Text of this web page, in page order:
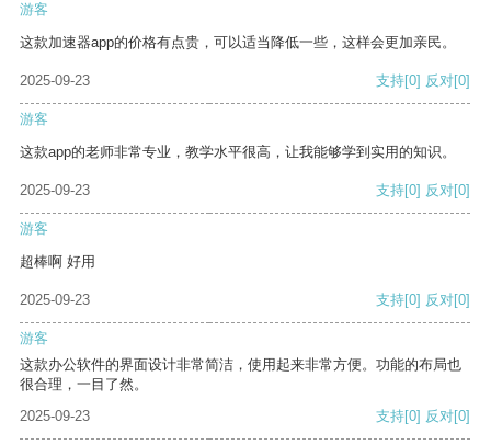
游客
这款加速器app的价格有点贵，可以适当降低一些，这样会更加亲民。
2025-09-23 支持[0] 反对[0]
游客
这款app的老师非常专业，教学水平很高，让我能够学到实用的知识。
2025-09-23 支持[0] 反对[0]
游客
超棒啊 好用
2025-09-23 支持[0] 反对[0]
游客
这款办公软件的界面设计非常简洁，使用起来非常方便。功能的布局也
很合理，一目了然。
2025-09-23
支持[0] 反对[0]